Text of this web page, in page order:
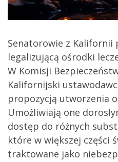
Senatorowie z Kalifornii
legalizującą ośrodki
W Komisji
Kalifornijski
propozycją utworzenia
Umożliwiają one
dostęp do różnych
które w większej części
traktowane jako